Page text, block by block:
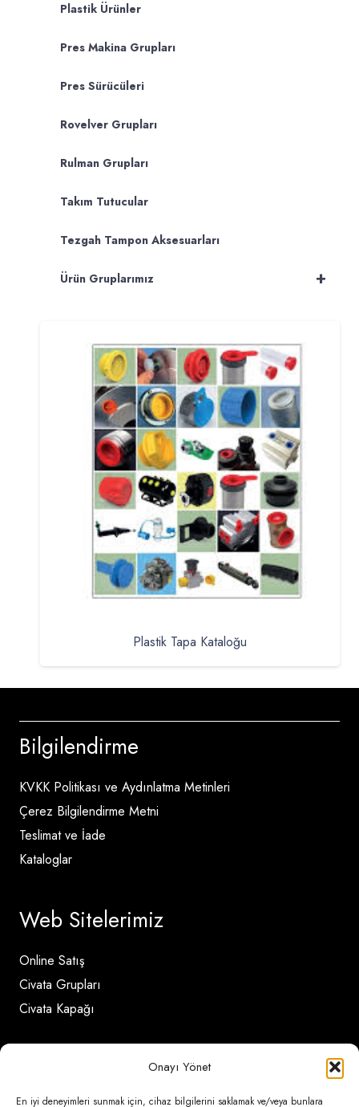
Onayı Yönet
En iyi deneyimleri sunmak için, cihaz bilgilerini saklamak ve/veya bunlara
Plastik Ürünler
Pres Makina Grupları
Pres Sürücüleri
Rovelver Grupları
Rulman Grupları
Takım Tutucular
Tezgah Tampon Aksesuarları
+
Ürün Gruplarımız
Plastik Tapa Kataloğu
Bilgilendirme
KVKK Politikası ve Aydınlatma Metinleri
Çerez Bilgilendirme Metni
Teslimat ve İade
Kataloglar
Web Sitelerimiz
Online Satış
Civata Grupları
Civata Kapağı
İletişim Detayları